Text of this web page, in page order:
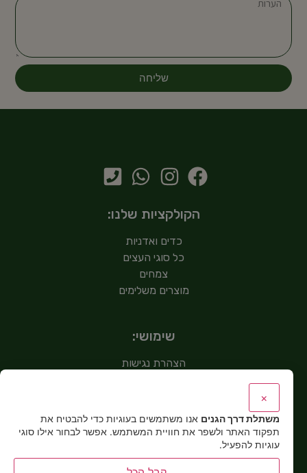
שליחה
הקולקציות שלנו:
כדים ואדניות
כל סוגי העצים
צמחים
מוצרים משלימים
שימושי:
הצהרת נגישות
שימושי:
×
משתלת דרך הגנים אנו משתמשים בעוגיות כדי להבטיח את
תפקוד האתר ולשפר את חוויית המשתמש. אפשר לבחור אילו סוגי
עוגיות להפעיל.